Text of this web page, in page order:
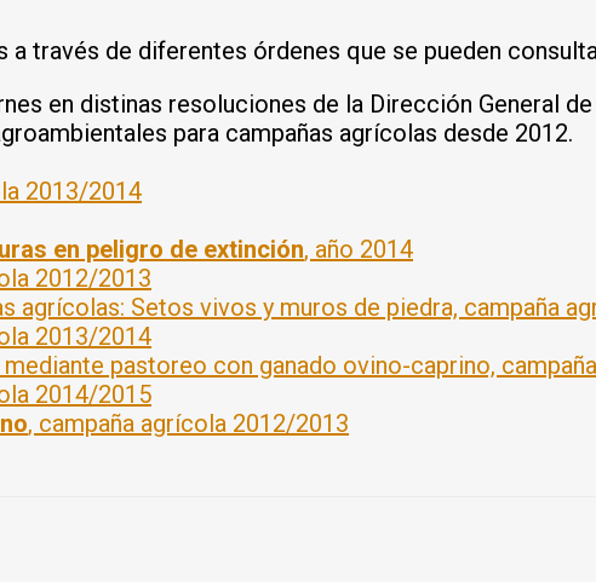
a través de diferentes órdenes que se pueden
en distinas resoluciones de la Dirección General
para campañas agrícolas desde 2012.
2013/2014
en peligro de extinción, año 2014
2012/2013
agrícolas: Setos vivos y muros de piedra, campaña
2013/2014
mediante pastoreo con ganado ovino-caprino,
2014/2015
, campaña agrícola 2012/2013